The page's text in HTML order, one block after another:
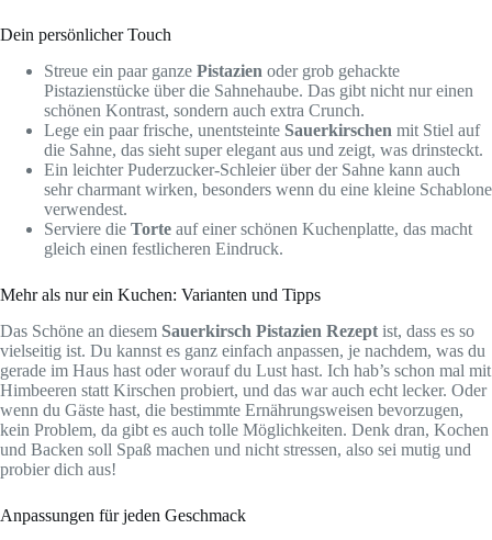
Dein persönlicher Touch
Streue ein paar ganze Pistazien oder grob gehackte
Pistazienstücke über die Sahnehaube. Das gibt nicht nur einen
schönen Kontrast, sondern auch extra Crunch.
Lege ein paar frische, unentsteinte Sauerkirschen mit Stiel auf
die Sahne, das sieht super elegant aus und zeigt, was drinsteckt.
Ein leichter Puderzucker-Schleier über der Sahne kann auch
sehr charmant wirken, besonders wenn du eine kleine Schablone
verwendest.
Serviere die Torte auf einer schönen Kuchenplatte, das macht
gleich einen festlicheren Eindruck.
Mehr als nur ein Kuchen: Varianten und Tipps
Das Schöne an diesem Sauerkirsch Pistazien Rezept ist, dass es so
vielseitig ist. Du kannst es ganz einfach anpassen, je nachdem, was du
gerade im Haus hast oder worauf du Lust hast. Ich hab’s schon mal mit
Himbeeren statt Kirschen probiert, und das war auch echt lecker. Oder
wenn du Gäste hast, die bestimmte Ernährungsweisen bevorzugen,
kein Problem, da gibt es auch tolle Möglichkeiten. Denk dran, Kochen
und Backen soll Spaß machen und nicht stressen, also sei mutig und
probier dich aus!
Anpassungen für jeden Geschmack